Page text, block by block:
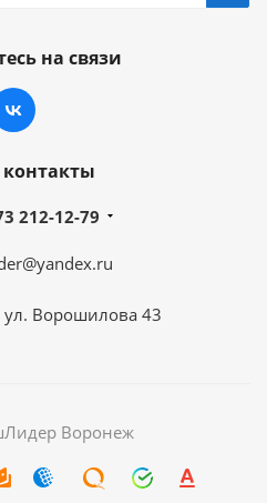
на связи
212-12-79
ул. Ворошилова 43
Воронеж